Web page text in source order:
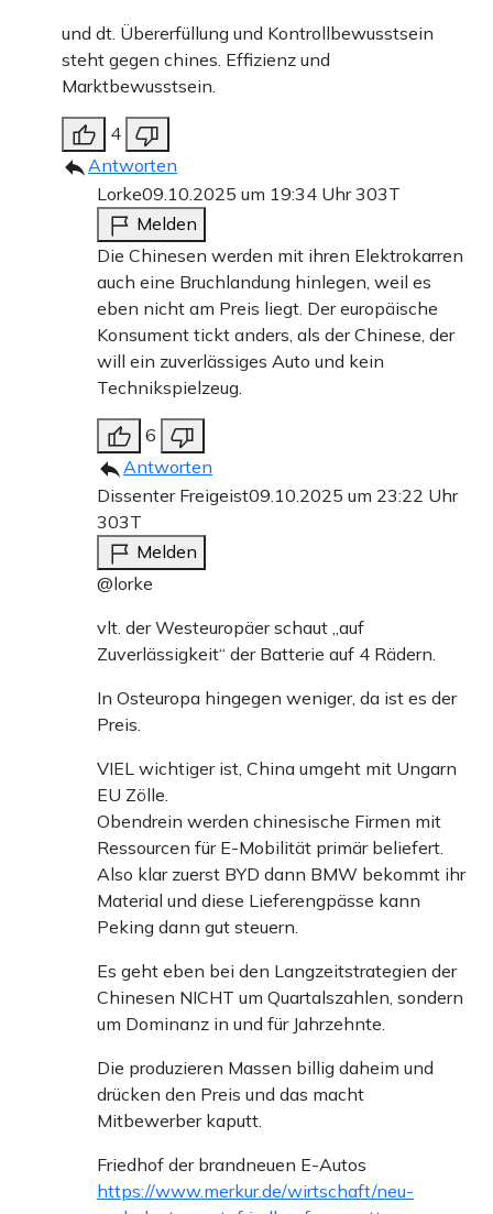
und dt. Übererfüllung und Kontrollbewusstsein
steht gegen chines. Effizienz und
Marktbewusstsein.
4
Antworten
Lorke09.10.2025 um 19:34 Uhr303T
Melden
Die Chinesen werden mit ihren Elektrokarren
auch eine Bruchlandung hinlegen, weil es
eben nicht am Preis liegt. Der europäische
Konsument tickt anders, als der Chinese, der
will ein zuverlässiges Auto und kein
Technikspielzeug.
6
Antworten
Dissenter Freigeist09.10.2025 um 23:22 Uhr
303T
Melden
@lorke
vlt. der Westeuropäer schaut „auf
Zuverlässigkeit“ der Batterie auf 4 Rädern.
In Osteuropa hingegen weniger, da ist es der
Preis.
VIEL wichtiger ist, China umgeht mit Ungarn
EU Zölle.
Obendrein werden chinesische Firmen mit
Ressourcen für E-Mobilität primär beliefert.
Also klar zuerst BYD dann BMW bekommt ihr
Material und diese Lieferengpässe kann
Peking dann gut steuern.
Es geht eben bei den Langzeitstrategien der
Chinesen NICHT um Quartalszahlen, sondern
um Dominanz in und für Jahrzehnte.
Die produzieren Massen billig daheim und
drücken den Preis und das macht
Mitbewerber kaputt.
Friedhof der brandneuen E-Autos
https://www.merkur.de/wirtschaft/neu-